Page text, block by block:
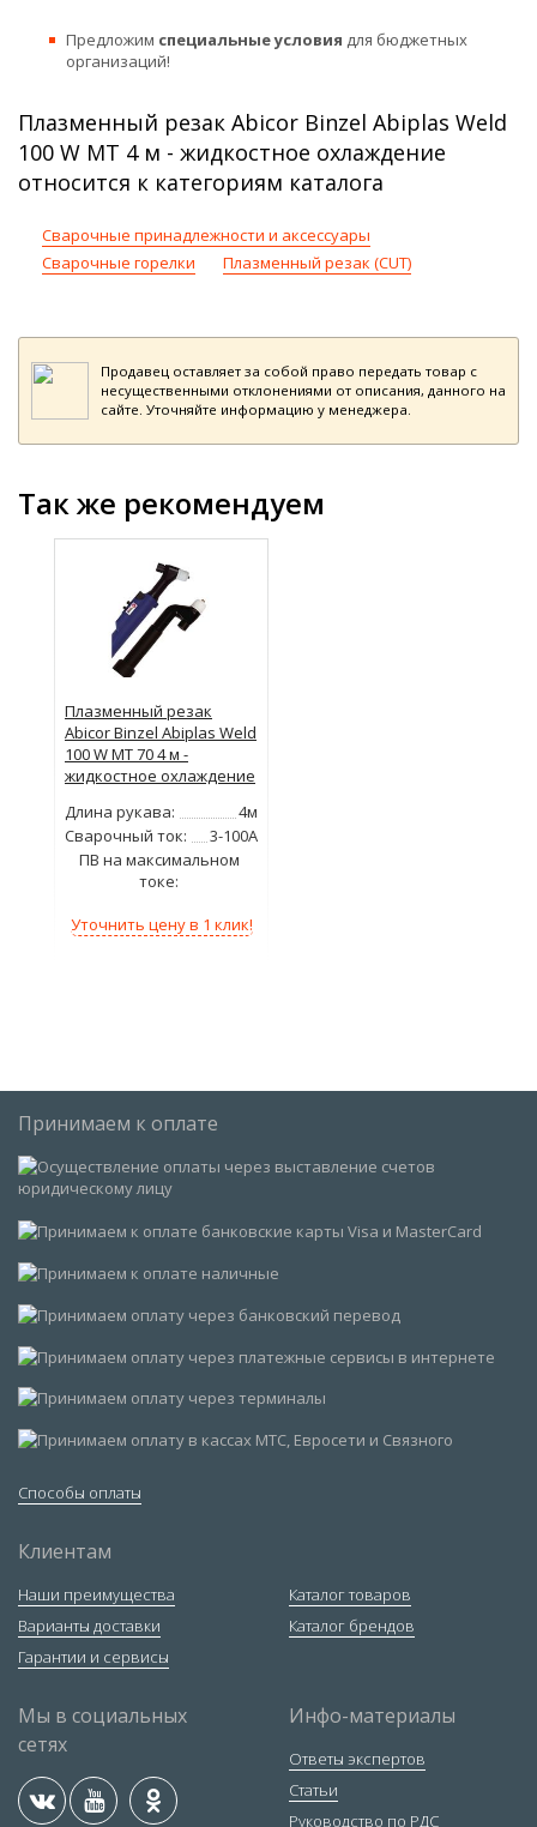
Предложим специальные условия для бюджетных
организаций!
Плазменный резак Abicor Binzel Abiplas Weld
100 W MT 4 м - жидкостное охлаждение
относится к категориям каталога
Сварочные принадлежности и аксессуары
Сварочные горелки
Плазменный резак (CUT)
Продавец оставляет за собой право передать товар с
несущественными отклонениями от описания, данного на
сайте. Уточняйте информацию у менеджера.
Так же рекомендуем
Плазменный резак
Abicor Binzel Abiplas Weld
100 W MT 70 4 м -
жидкостное охлаждение
Длина рукава:
4м
Сварочный ток:
3-100А
ПВ на максимальном
токе:
100%
Уточнить цену в 1 клик!
Принимаем к оплате
Способы оплаты
Клиентам
Наши преимущества
Варианты доставки
Гарантии и сервисы
Каталог товаров
Каталог брендов
Мы в социальных
сетях
Инфо-материалы
Ответы экспертов
Статьи
Руководство по РДС